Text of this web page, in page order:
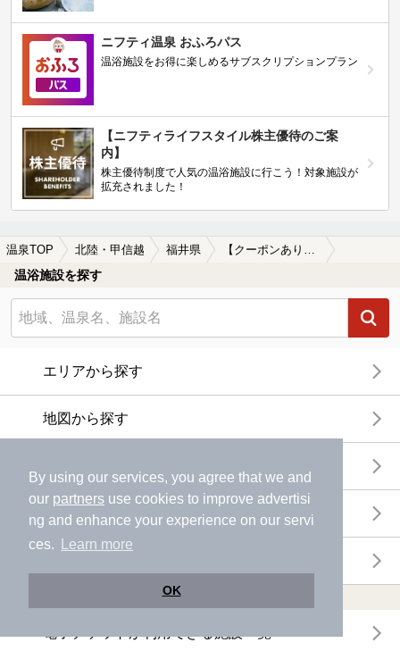
By using our services, you agree that we and
our partners use cookies to improve advertisi
ng and enhance your experience on our servi
ces.
Learn more
OK
ニフティ温泉 おふろパス
温浴施設をお得に楽しめるサブスクリプションプラン
【ニフティライフスタイル株主優待のご案
内】
株主優待制度で人気の温浴施設に行こう！対象施設が
拡充されました！
温泉TOP 北陸・甲信越 福井県
温浴施設を探す
エリアから探す
地図から探す
温泉地から探す